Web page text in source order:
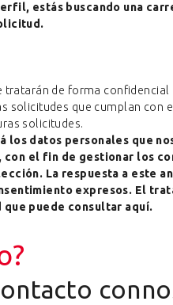
estás buscando una
tratarán de forma
solicitudes que cumplan con
solicitudes.
los datos personales que
con el fin de gestionar los
La respuesta a este
expresos. El
puede consultar aquí.